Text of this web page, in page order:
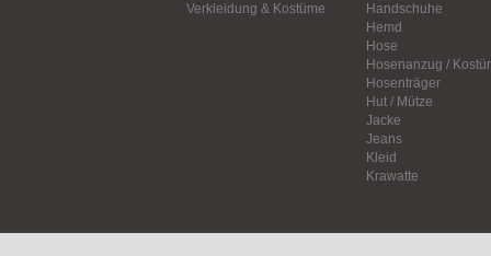
Verkleidung & Kostüme
Handschuhe
Hemd
Hose
Hosenanzug /
Hosenträger
Hut / Mütze
Jacke
Jeans
Kleid
Krawatte